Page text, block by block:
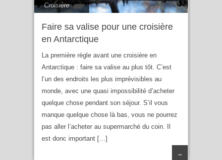
Croisière
Faire sa valise pour une croisière
en Antarctique
La première règle avant une croisière en
Antarctique : faire sa valise au plus tôt. C’est
l’un des endroits les plus imprévisibles au
monde, avec une quasi impossibilité d’acheter
quelque chose pendant son séjour. S’il vous
manque quelque chose là bas, vous ne pourrez
pas aller l’acheter au supermarché du coin. Il
est donc important […]
→